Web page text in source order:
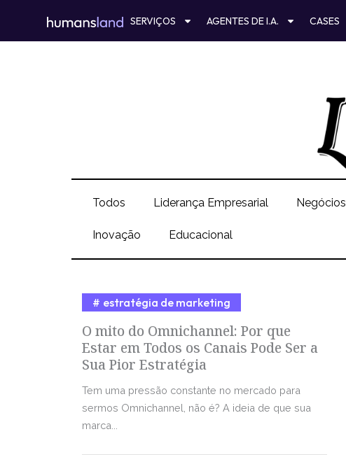
o
SERVIÇOS AGENTES DE I.A. CASES
Todos Liderança Empresarial Negócios
Inovação Educacional
O mito do Omnichannel: Por que
Estar em Todos os Canais Pode Ser a
Sua Pior Estratégia
estratégia de marketing
Tem uma pressão constante no mercado para
sermos Omnichannel, não é? A ideia de que sua
marca...